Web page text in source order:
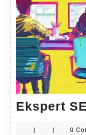
Ekspert
0